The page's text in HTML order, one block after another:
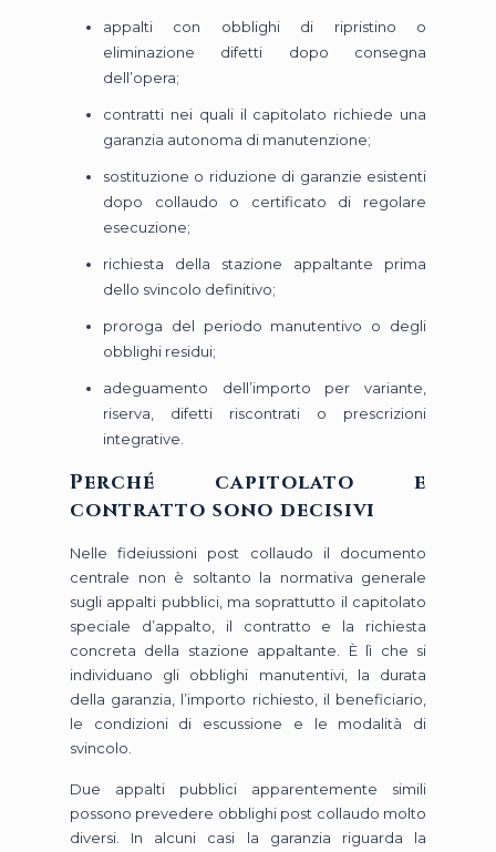
appalti con obblighi di ripristino o
eliminazione difetti dopo consegna
dell’opera;
contratti nei quali il capitolato richiede una
garanzia autonoma di manutenzione;
sostituzione o riduzione di garanzie esistenti
dopo collaudo o certificato di regolare
esecuzione;
richiesta della stazione appaltante prima
dello svincolo definitivo;
proroga del periodo manutentivo o degli
obblighi residui;
adeguamento dell’importo per variante,
riserva, difetti riscontrati o prescrizioni
integrative.
Perché capitolato e
contratto sono decisivi
Nelle fideiussioni post collaudo il documento
centrale non è soltanto la normativa generale
sugli appalti pubblici, ma soprattutto il capitolato
speciale d’appalto, il contratto e la richiesta
concreta della stazione appaltante. È lì che si
individuano gli obblighi manutentivi, la durata
della garanzia, l’importo richiesto, il beneficiario,
le condizioni di escussione e le modalità di
svincolo.
Due appalti pubblici apparentemente simili
possono prevedere obblighi post collaudo molto
diversi. In alcuni casi la garanzia riguarda la